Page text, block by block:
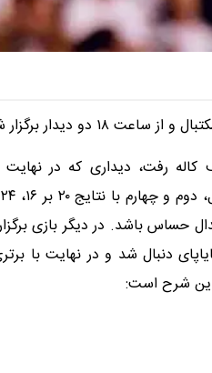
دو دیدار برگزار شد.
کرد تا برنده این جدال حساس باشد. در